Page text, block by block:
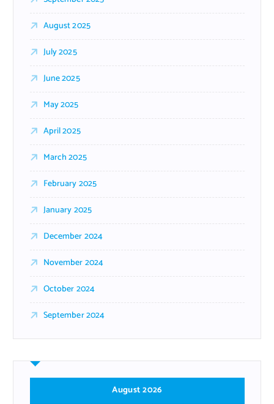
August 2025
July 2025
June 2025
May 2025
April 2025
March 2025
February 2025
January 2025
December 2024
November 2024
October 2024
September 2024
August 2026